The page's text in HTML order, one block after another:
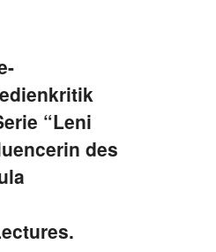
“Leni
des